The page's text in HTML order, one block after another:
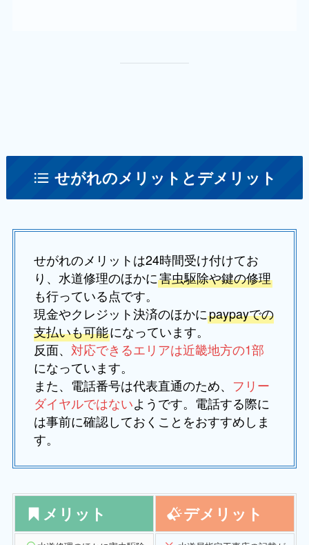
せがれのメリットとデメリット
せがれのメリットは24時間受け付けてお
り、水道修理のほかに害虫駆除や鍵の修理
も行っている点です。
現金やクレジット決済のほかにpaypayでの
支払いも可能になっています。
反面、 対応できるエリアは近畿地方の1部
になっています。
また、電話番号は代表直通のため、 フリー
ダイヤルではないようです。電話する際に
は事前に確認しておくことをおすすめしま
す。
メリット デメリット